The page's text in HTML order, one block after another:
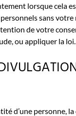
lorsque cela
sans
de votre
ou appliquer la loi.
d’une personne,